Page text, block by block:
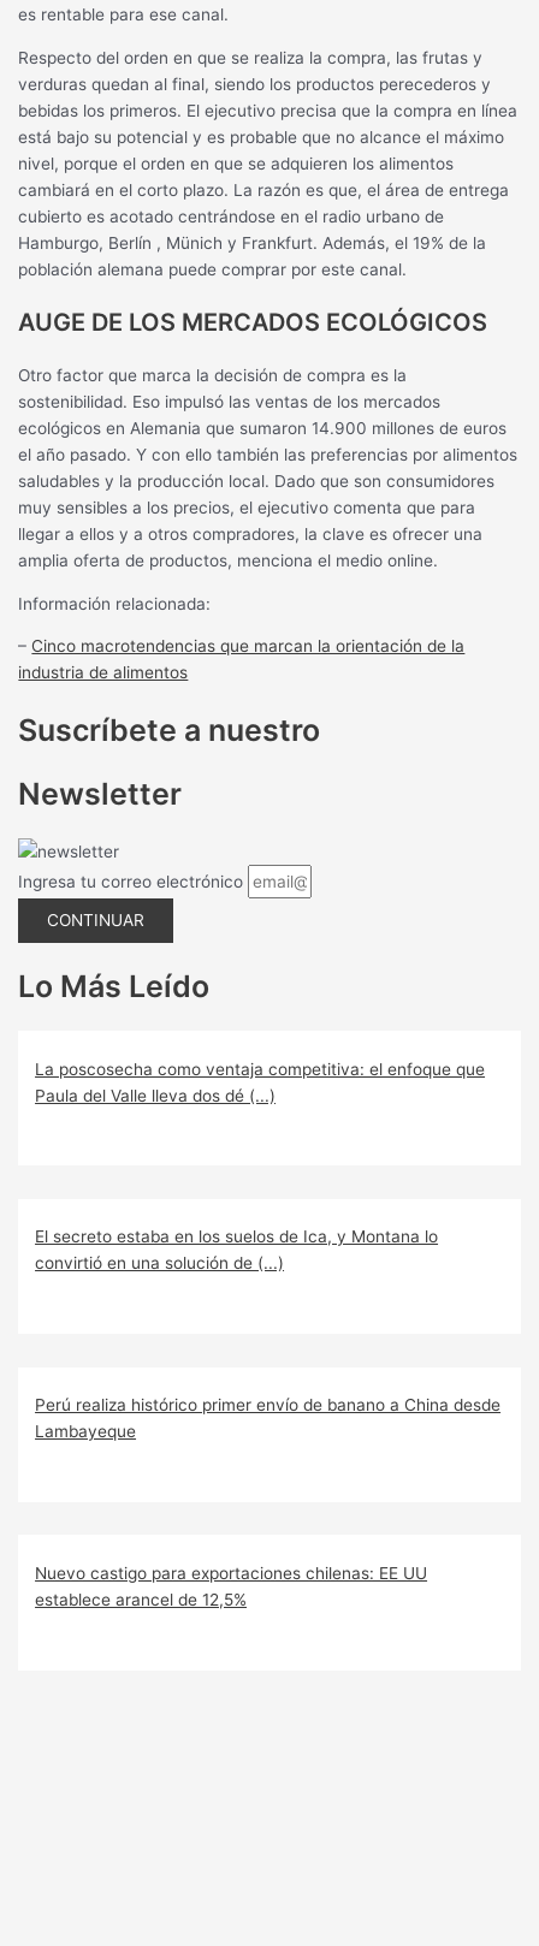
es rentable para ese canal.
Respecto del orden en que se realiza la compra, las frutas y
verduras quedan al final, siendo los productos perecederos y
bebidas los primeros. El ejecutivo precisa que la compra en línea
está bajo su potencial y es probable que no alcance el máximo
nivel, porque el orden en que se adquieren los alimentos
cambiará en el corto plazo. La razón es que, el área de entrega
cubierto es acotado centrándose en el radio urbano de
Hamburgo, Berlín , Münich y Frankfurt. Además, el 19% de la
población alemana puede comprar por este canal.
AUGE DE LOS MERCADOS ECOLÓGICOS
Otro factor que marca la decisión de compra es la
sostenibilidad. Eso impulsó las ventas de los mercados
ecológicos en Alemania que sumaron 14.900 millones de euros
el año pasado. Y con ello también las preferencias por alimentos
saludables y la producción local. Dado que son consumidores
muy sensibles a los precios, el ejecutivo comenta que para
llegar a ellos y a otros compradores, la clave es ofrecer una
amplia oferta de productos, menciona el medio online.
Información relacionada:
– Cinco macrotendencias que marcan la orientación de la
industria de alimentos
Suscríbete a nuestro
Newsletter
Ingresa tu correo electrónico
CONTINUAR
Lo Más Leído
La poscosecha como ventaja competitiva: el enfoque que
Paula del Valle lleva dos dé (...)
El secreto estaba en los suelos de Ica, y Montana lo
convirtió en una solución de (...)
Perú realiza histórico primer envío de banano a China desde
Lambayeque
Nuevo castigo para exportaciones chilenas: EE UU
establece arancel de 12,5%